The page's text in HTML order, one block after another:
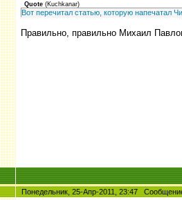
Quote (Kuchkanar)
Вот перечитал статью, которую напечатал
Правильно, правильно Михаил
Понедельник, 25-Апр-2011, 23:47